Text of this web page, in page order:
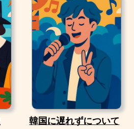
韓国に遅れずについて